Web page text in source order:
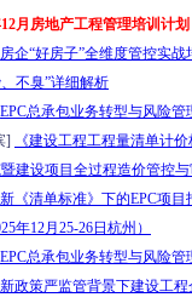
月房地产工程管理培训计划
房企“好房子”全维度管控实
不臭”详细解析
EPC总承包业务转型与风险管
]
《建设工程工程量清单计
建设项目全过程造价管控
新《清单标准》下的EPC项
年12月25-26日杭州）
EPC总承包业务转型与风险管
新政策严监管背景下建设工